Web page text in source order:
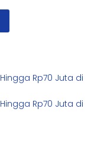
Rp70 Juta di
Rp70 Juta di